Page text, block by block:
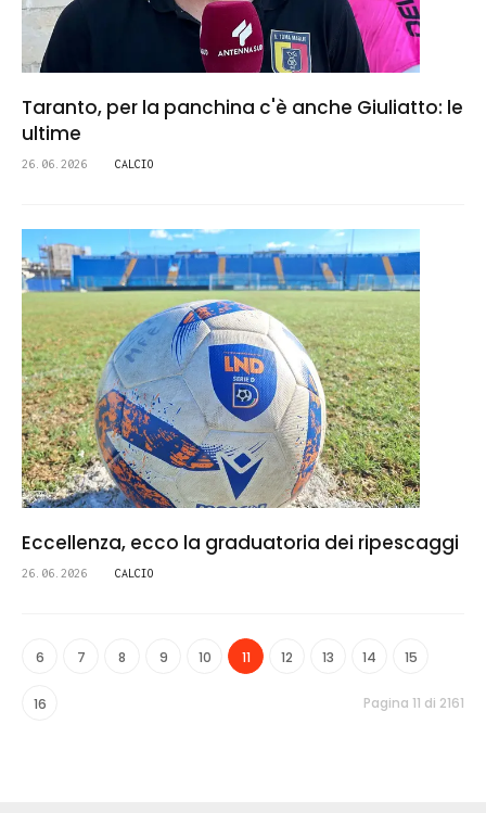
Taranto, per la panchina c'è anche Giuliatto: le
ultime
26.06.2026 CALCIO
Eccellenza, ecco la graduatoria dei ripescaggi
26.06.2026 CALCIO
6 7 8 9 10 11 12 13 14 15
16 Pagina 11 di 2161